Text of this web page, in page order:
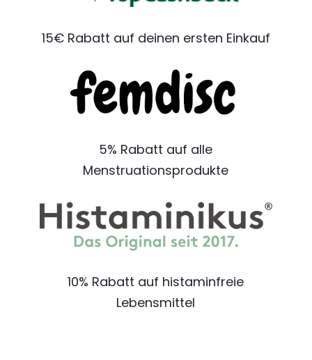
15€ Rabatt auf deinen ersten Einkauf
5% Rabatt auf alle
Menstruationsprodukte
10% Rabatt auf histaminfreie
Lebensmittel